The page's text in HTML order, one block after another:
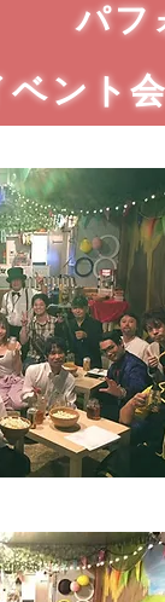
パフ
ベント